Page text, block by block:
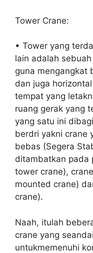
Tower Crane:
• Tower yang
lain adalah
guna mengangkat
dan juga
tempat yang
ruang gerak yang
yang satu ini
berdri yakni crane
bebas (Segera
ditambatkan pada
tower crane),
mounted crane)
crane).
Naah, itulah
crane yang
untukmemenuhi